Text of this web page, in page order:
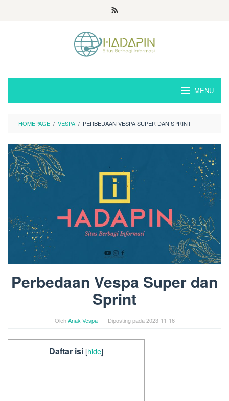
MENU
HOMEPAGE / VESPA / PERBEDAAN VESPA SUPER DAN SPRINT
Perbedaan Vespa Super dan
Sprint
OlehAnak Vespa Diposting pada 2023-11-16
Daftar isi [hide]